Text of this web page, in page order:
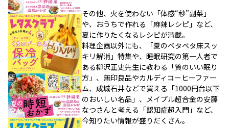
その他、火を使わない「体感“秒”副菜」
や、おうちで作れる「麻辣レシピ」など、
夏に作りたくなるレシピが満載。
料理企画以外にも、「夏のベタベタ床スッ
キリ解消」特集や、睡眠研究の第一人者で
ある柳沢正史先生に教わる「質のいい眠り
方」、無印良品やカルディコーヒーファー
ム、成城石井などで買える「1000円台以下
のおいしい名品」、メイプル超合金の安藤
なつさんと考える「認知症超入門」など、
今知りたい情報が盛りだくさん。